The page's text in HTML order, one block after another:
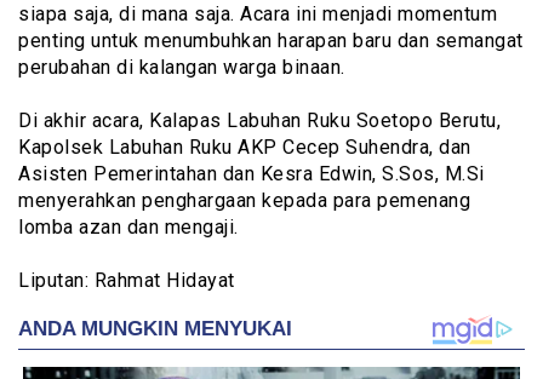
siapa saja, di mana saja. Acara ini menjadi momentum
penting untuk menumbuhkan harapan baru dan semangat
perubahan di kalangan warga binaan.
‎Di akhir acara, Kalapas Labuhan Ruku Soetopo Berutu,
Kapolsek Labuhan Ruku AKP Cecep Suhendra, dan
Asisten Pemerintahan dan Kesra Edwin, S.Sos, M.Si
menyerahkan penghargaan kepada para pemenang
lomba azan dan mengaji.
‎Liputan: Rahmat Hidayat